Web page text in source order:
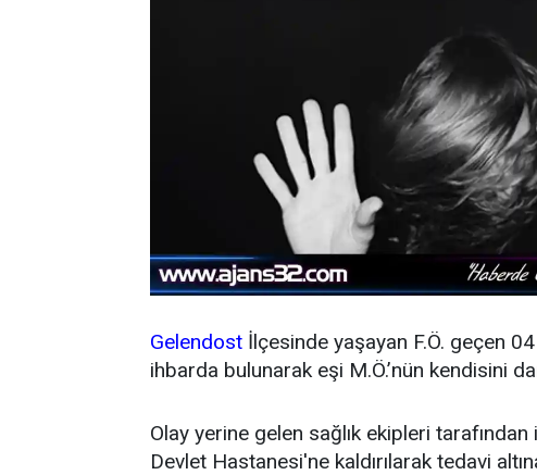
Gelendost İlçesinde yaşayan F.Ö. geçen
ihbarda bulunarak eşi M.Ö.’nün kendisini
Olay yerine gelen sağlık ekipleri
Devlet Hastanesi'ne kaldırılarak tedavi